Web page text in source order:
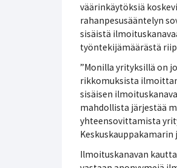
väärinkäytöksiä
rahanpesusääntelyn
sisäistä
työntekijämäärästä
”Monilla yrityksillä on
rikkomuksista
sisäisen
mahdollista järjestää
yhteensovittamista
Keskuskauppakamarin
Ilmoituskanavan